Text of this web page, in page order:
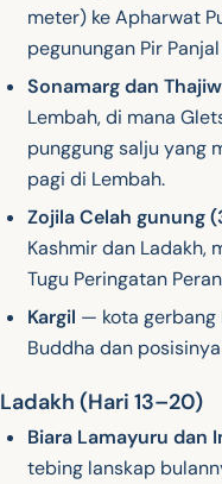
meter) ke Apharwat
pegunungan Pir
Sonamarg dan
Lembah, di mana
punggung salju yang
pagi di Lembah.
Zojila Celah gunung
Kashmir dan Ladakh,
Tugu Peringatan
Kargil — kota gerbang
Buddha dan
Ladakh (Hari 13–20)
Biara Lamayuru dan
tebing lanskap